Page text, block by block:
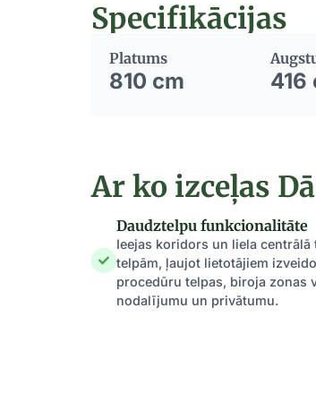
Specifikācijas
Platums
810 cm 416
Ar ko izceļas
Daudztelpu funkcionalitāte
Ieejas koridors un liela
telpām, ļaujot lietotājiem
procedūru telpas, biroja zonas
nodalījumu un privātumu.